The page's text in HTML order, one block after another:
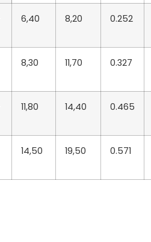
6,40 8,20 0.252
8,30 11,70 0.327
11,80 14,40 0.465
14,50 19,50 0.571